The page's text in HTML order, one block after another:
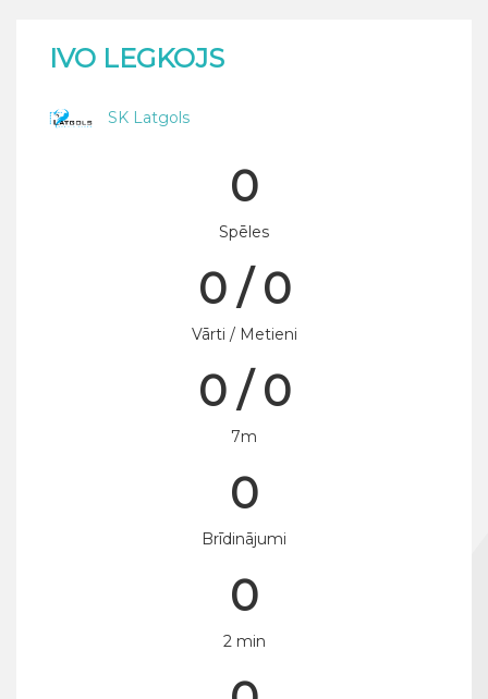
IVO LEGKOJS
SK Latgols
0
Spēles
0 / 0
Vārti / Metieni
0 / 0
7m
0
Brīdinājumi
0
2 min